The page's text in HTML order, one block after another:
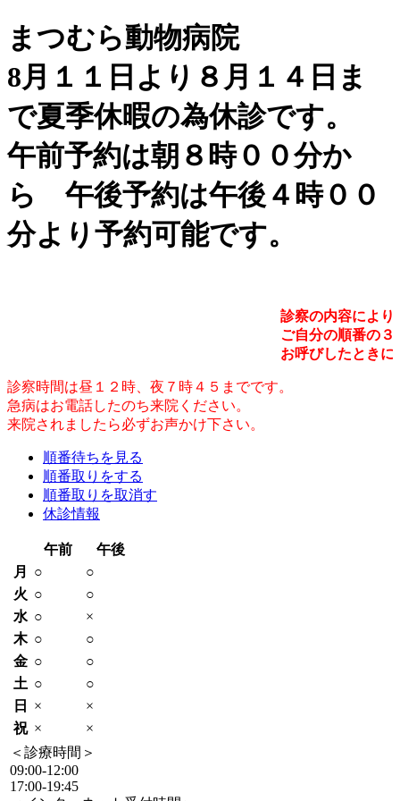
まつむら動物病院
8月１１日より８月１４日ま
で夏季休暇の為休診です。
午前予約は朝８時００分か
ら 午後予約は午後４時００
分より予約可能です。
診察の内容により
ご自分の順番の３
お呼びしたときに
診察時間は昼１２時、夜７時４５までです。
急病はお電話したのち来院ください。
来院されましたら必ずお声かけ下さい。
順番待ちを見る
順番取りをする
順番取りを取消す
休診情報
午前
午後
月
○
○
火 ○
○
水 ○
×
木 ○
○
金 ○
○
土 ○
○
日
×
×
祝 ×
×
＜診療時間＞
09:00-12:00
17:00-19:45